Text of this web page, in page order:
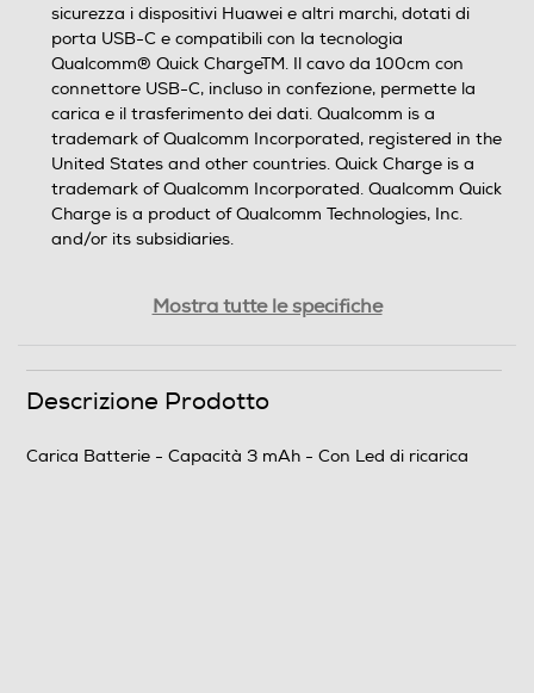
sicurezza i dispositivi Huawei e altri marchi, dotati di
porta USB-C e compatibili con la tecnologia
Qualcomm® Quick ChargeTM. Il cavo da 100cm con
connettore USB-C, incluso in confezione, permette la
carica e il trasferimento dei dati. Qualcomm is a
trademark of Qualcomm Incorporated, registered in the
United States and other countries. Quick Charge is a
trademark of Qualcomm Incorporated. Qualcomm Quick
Charge is a product of Qualcomm Technologies, Inc.
and/or its subsidiaries.
Dimensioni - Peso
83
Larghezza-mm
Mostra tutte le specifiche
Descrizione Prodotto
Carica Batterie - Capacità 3 mAh - Con Led di ricarica